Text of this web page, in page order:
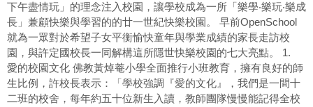
下午盡情玩」的理念注入校園，讓學校成為一所「樂學‧樂玩‧樂成
長」兼顧快樂與學習的的廿一世紀快樂校園。 早前OpenSchool
就為一眾對於希望子女平衡愉快童年與學業成績的家長走訪校
園，與許定國校長一同解構這所隱世快樂校園的七大亮點。 1.
愛的校園文化 佛教黃焯菴小學全面推行小班教育，擁有良好的師
生比例，許校長表示：「學校強調『愛的文化』，我們是一間十
二班的校舍，每年約五十位新生入讀，教師團隊慢慢能記得全校